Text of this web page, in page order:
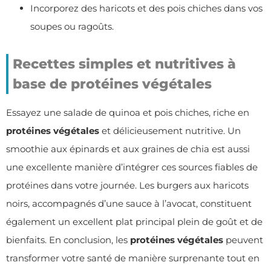
Incorporez des haricots et des pois chiches dans vos
soupes ou ragoûts.
Recettes simples et nutritives à
base de protéines végétales
Essayez une salade de quinoa et pois chiches, riche en
protéines végétales et délicieusement nutritive. Un
smoothie aux épinards et aux graines de chia est aussi
une excellente manière d’intégrer ces sources fiables de
protéines dans votre journée. Les burgers aux haricots
noirs, accompagnés d’une sauce à l’avocat, constituent
également un excellent plat principal plein de goût et de
bienfaits. En conclusion, les protéines végétales peuvent
transformer votre santé de manière surprenante tout en